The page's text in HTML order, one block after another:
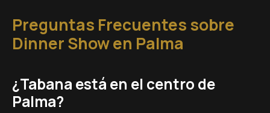
Preguntas Frecuentes sobre
Dinner Show en Palma
¿Tabana está en el centro de
Palma?